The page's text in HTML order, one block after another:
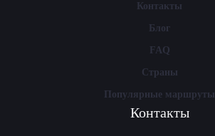
Контакты
Блог
FAQ
Страны
Популярные маршруты
Контакты